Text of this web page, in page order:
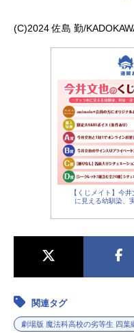
(C)2024 佐島 勤/
【くじメイト】今
に見える幼馴染、
関連タグ
劇場版 魔法科高校の劣等生 四葉